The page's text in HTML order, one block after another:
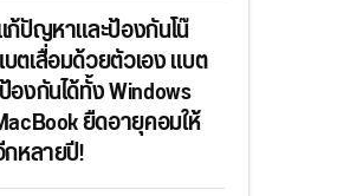
ปัญหาและป้องกันโน๊
ตเสื่อมด้วยตัวเอง แบต
องกันได้ทั้ง Windows
ยืดอายุคอมให้
กหลายปี!